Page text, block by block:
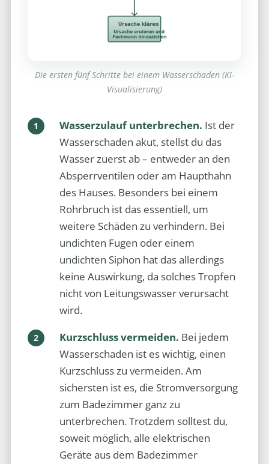
Die ersten fünf Schritte bei einem Wasserschaden (KI-
Visualisierung)
Wasserzulauf unterbrechen. Ist der
Wasserschaden akut, stellst du das
Wasser zuerst ab – entweder an den
Absperrventilen oder am Haupthahn
des Hauses. Besonders bei einem
Rohrbruch ist das essentiell, um
weitere Schäden zu verhindern. Bei
undichten Fugen oder einem
undichten Siphon hat das allerdings
keine Auswirkung, da solches Tropfen
nicht von Leitungswasser verursacht
wird.
Kurzschluss vermeiden. Bei jedem
Wasserschaden ist es wichtig, einen
Kurzschluss zu vermeiden. Am
sichersten ist es, die Stromversorgung
zum Badezimmer ganz zu
unterbrechen. Trotzdem solltest du,
soweit möglich, alle elektrischen
Geräte aus dem Badezimmer